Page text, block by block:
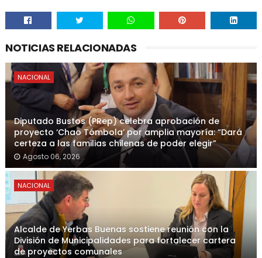
NOTICIAS RELACIONADAS
NACIONAL
Diputado Bustos (PRep) celebra aprobación de
proyecto ‘Chao Tómbola’ por amplia mayoría: “Dará
certeza a las familias chilenas de poder elegir”
Agosto 06, 2026
NACIONAL
Alcalde de Yerbas Buenas sostiene reunión con la
División de Municipalidades para fortalecer cartera
de proyectos comunales